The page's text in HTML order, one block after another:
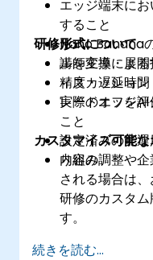
エッジ端末に
すること
Nano Banana
ルを変換・展
精度・遅延時
レードオフを
研修形式について
講師主導によ
ィスカッション
実際のエッジ
こと
設定済みの実
り組み
カスタマイズ可能
内容の調整や
される場合は
研修のカスタ
す。
続きを読む...